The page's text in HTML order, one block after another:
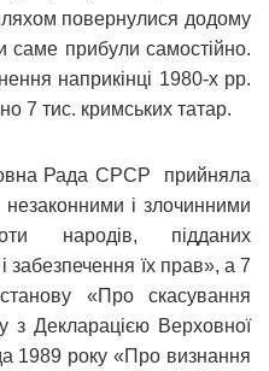
повернулися додому
саме прибули самостійно.
наприкінці 1980-х рр.
7 тис. кримських татар.
Рада СРСР прийняла
і злочинними
народів, підданих
їх прав», а 7
«Про скасування
з Декларацією Верховної
1989 року «Про визнання